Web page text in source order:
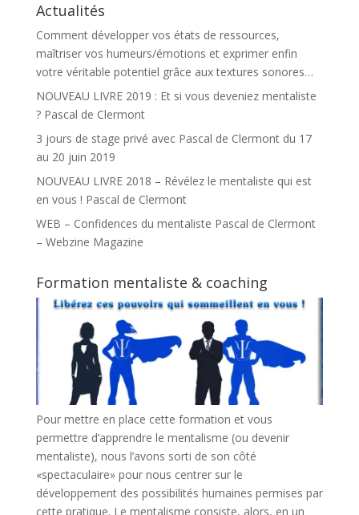
Actualités
Comment développer vos états de ressources,
maîtriser vos humeurs/émotions et exprimer enfin
votre véritable potentiel grâce aux textures sonores…
NOUVEAU LIVRE 2019 : Et si vous deveniez mentaliste
? Pascal de Clermont
3 jours de stage privé avec Pascal de Clermont du 17
au 20 juin 2019
NOUVEAU LIVRE 2018 – Révélez le mentaliste qui est
en vous ! Pascal de Clermont
WEB – Confidences du mentaliste Pascal de Clermont
– Webzine Magazine
Formation mentaliste & coaching
Pour mettre en place cette formation et vous
permettre d’apprendre le mentalisme (ou devenir
mentaliste), nous l’avons sorti de son côté
«spectaculaire» pour nous centrer sur le
développement des possibilités humaines permises par
cette pratique. Le mentalisme consiste, alors, en un